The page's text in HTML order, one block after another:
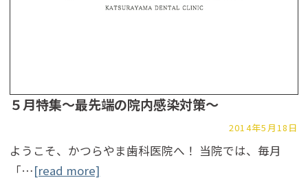
５月特集～最先端の院内感染対策～
2014年5月18日
ようこそ、かつらやま歯科医院へ！ 当院では、毎月
「…[read more]